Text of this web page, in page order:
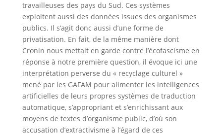
travailleuses des pays du Sud. Ces systèmes
exploitent aussi des données issues des organismes
publics. Il s’agit donc aussi d’une forme de
privatisation. En fait, de la même manière dont
Cronin nous mettait en garde contre l’écofascisme en
réponse à notre première question, il évoque ici une
interprétation perverse du « recyclage culturel »
mené par les GAFAM pour alimenter les intelligences
artificielles de leurs propres systèmes de traduction
automatique, s’appropriant et s’enrichissant aux
moyens de textes d’organisme public, d’où son
accusation d’extractivisme à l’égard de ces